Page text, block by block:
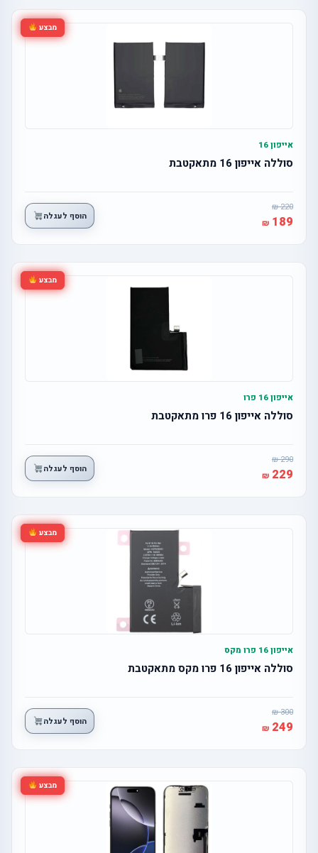
מבצע
אייפון 16
סוללה אייפון 16 מתאקטבת
220
189 הוסף לעגלה
מבצע
אייפון 16 פרו
סוללה אייפון 16 פרו מתאקטבת
290
229 הוסף לעגלה
מבצע
אייפון 16 פרו מקס
סוללה אייפון 16 פרו מקס מתאקטבת
300
249 הוסף לעגלה
מבצע